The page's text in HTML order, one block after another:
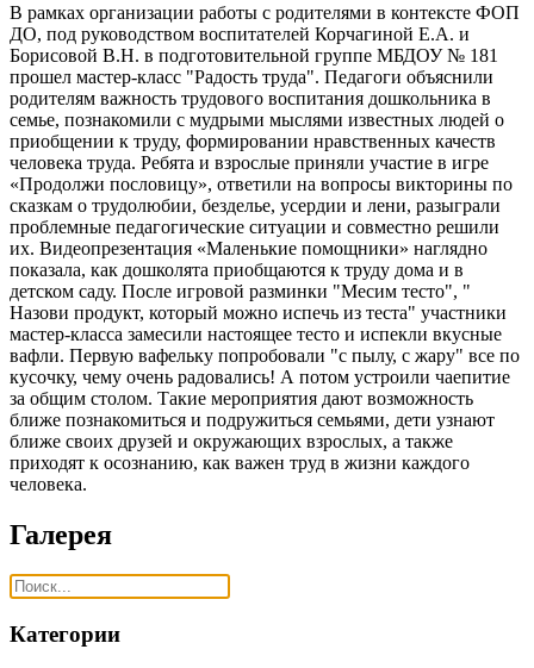
В рамках организации работы с родителями в контексте ФОП
ДО, под руководством воспитателей Корчагиной Е.А. и
Борисовой В.Н. в подготовительной группе МБДОУ № 181
прошел мастер-класс "Радость труда". Педагоги объяснили
родителям важность трудового воспитания дошкольника в
семье, познакомили с мудрыми мыслями известных людей о
приобщении к труду, формировании нравственных качеств
человека труда. Ребята и взрослые приняли участие в игре
«Продолжи пословицу», ответили на вопросы викторины по
сказкам о трудолюбии, безделье, усердии и лени, разыграли
проблемные педагогические ситуации и совместно решили
их. Видеопрезентация «Маленькие помощники» наглядно
показала, как дошколята приобщаются к труду дома и в
детском саду. После игровой разминки "Месим тесто", "
Назови продукт, который можно испечь из теста" участники
мастер-класса замесили настоящее тесто и испекли вкусные
вафли. Первую вафельку попробовали "с пылу, с жару" все по
кусочку, чему очень радовались! А потом устроили чаепитие
за общим столом. Такие мероприятия дают возможность
ближе познакомиться и подружиться семьями, дети узнают
ближе своих друзей и окружающих взрослых, а также
приходят к осознанию, как важен труд в жизни каждого
человека.
Галерея
Категории